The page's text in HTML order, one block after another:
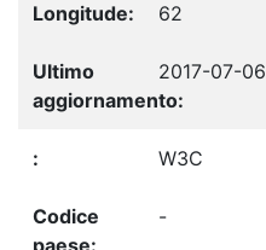
62
2017-07-06
W3C
-